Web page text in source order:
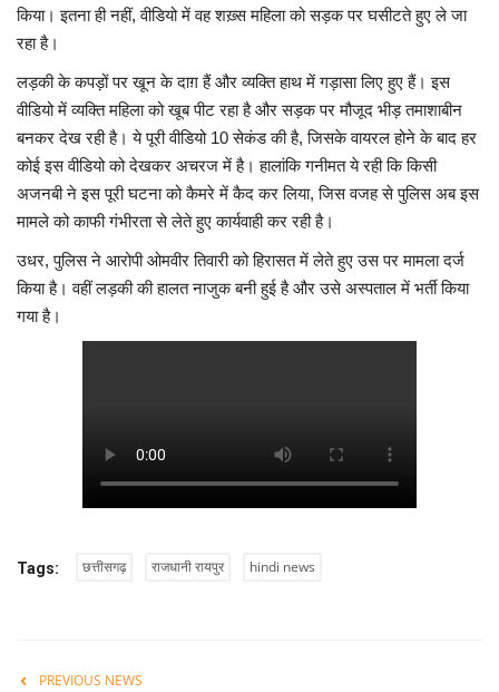
किया। इतना ही नहीं, वीडियो में वह शख़्स महिला को सड़क पर घसीटते हुए ले जा
रहा है।
लड़की के कपड़ों पर खून के दाग़ हैं और व्यक्ति हाथ में गड़ासा लिए हुए हैं। इस
वीडियो में व्यक्ति महिला को खूब पीट रहा है और सड़क पर मौजूद भीड़ तमाशाबीन
बनकर देख रही है। ये पूरी वीडियो 10 सेकंड की है, जिसके वायरल होने के बाद हर
कोई इस वीडियो को देखकर अचरज में है। हालांकि गनीमत ये रही कि किसी
अजनबी ने इस पूरी घटना को कैमरे में कैद कर लिया, जिस वजह से पुलिस अब इस
मामले को काफी गंभीरता से लेते हुए कार्यवाही कर रही है।
उधर, पुलिस ने आरोपी ओमवीर तिवारी को हिरासत में लेते हुए उस पर मामला दर्ज
किया है। वहीं लड़की की हालत नाजुक बनी हुई है और उसे अस्पताल में भर्ती किया
गया है।
Tags: छत्तीसगढ़ राजधानी रायपुर hindi news
PREVIOUS NEWS